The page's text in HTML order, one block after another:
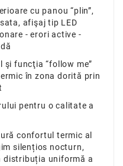
cu panou “plin”,
afişaj tip LED
- erori active -
şi funcţia “follow me”
în zona dorită prin
pentru o calitate a
confortul termic al
silențios nocturn,
distribuția uniformă a